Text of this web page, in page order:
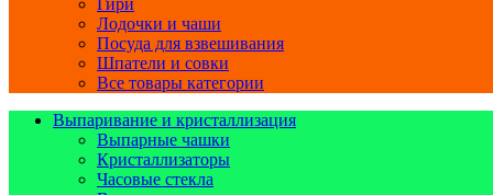
Гири
Лодочки и чаши
Посуда для взвешивания
Шпатели и совки
Все товары категории
Выпаривание и кристаллизация
Выпарные чашки
Кристаллизаторы
Часовые стекла